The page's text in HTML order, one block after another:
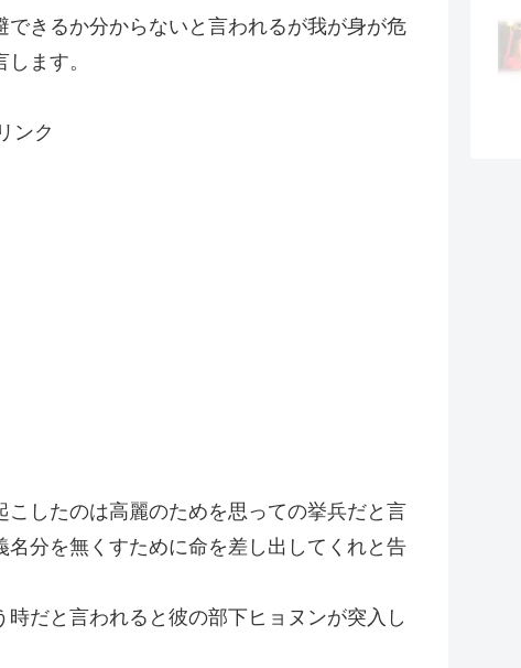
きるか分からないと言われるが我が身が危
ます。
ンク
したのは高麗のためを思っての挙兵だと言
分を無くすために命を差し出してくれと告
だと言われると彼の部下ヒョヌンが突入し